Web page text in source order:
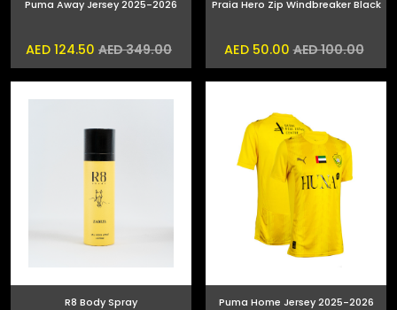
Praia Hero Zip Windbreaker Black
AED 100.00
AED 50.00
Puma Away Jersey 2025-2026
AED 349.00
Puma Home Jersey 2025-2026
R8 Body Spray